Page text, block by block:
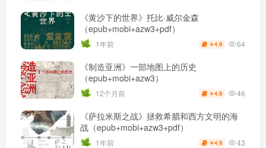
《黄沙下的世界》托比·威尔金森
（epub+mobi+azw3+pdf）
1年前 ￥4.9 64
《制造亚洲》一部地图上的历史
（epub+mobi+azw3）
12个月前 ￥4.9 46
《萨拉米斯之战》拯救希腊和西方文明的海
战（epub+mobi+azw3+pdf）
1年前 ￥4.9 43